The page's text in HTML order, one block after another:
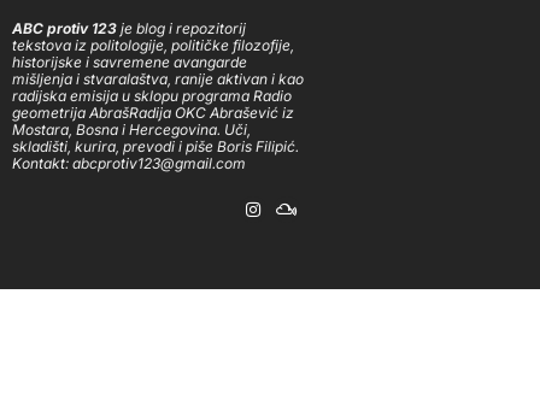
ABC protiv 123 je blog i repozitorij
tekstova iz politologije, političke filozofije,
historijske i savremene avangarde
mišljenja i stvaralaštva, ranije aktivan i kao
radijska emisija u sklopu programa Radio
geometrija AbrašRadija OKC Abrašević iz
Mostara, Bosna i Hercegovina. Uči,
skladišti, kurira, prevodi i piše Boris Filipić.
Kontakt: abcprotiv123@gmail.com